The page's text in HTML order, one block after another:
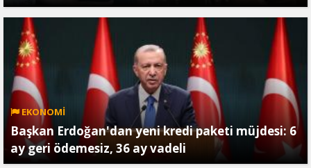
EKONOMİ
Başkan Erdoğan'dan yeni kredi paketi müjdesi: 6
ay geri ödemesiz, 36 ay vadeli